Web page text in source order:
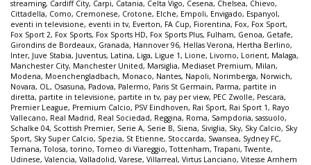
streaming, Cardiff City, Carpi, Catania, Celta Vigo, Cesena, Chelsea, Chievo,
Cittadella, Como, Cremonese, Crotone, Elche, Empoli, Envigado, Espanyol,
eventi in televisione, eventi in tv, Everton, FA Cup, Fiorentina, Fox, Fox Sport,
Fox Sport 2, Fox Sports, Fox Sports HD, Fox Sports Plus, Fulham, Genoa, Getafe,
Girondins de Bordeaux, Granada, Hannover 96, Hellas Verona, Hertha Berlino,
Inter, Juve Stabia, Juventus, Latina, Liga, Ligue 1, Lione, Livorno, Lorient, Malaga,
Manchester City, Manchester United, Marsiglia, Mediaset Premium, Milan,
Modena, Moenchengladbach, Monaco, Nantes, Napoli, Norimberga, Norwich,
Novara, OL , Osasuna, Padova, Palermo, Paris St Germain, Parma, partite in
diretta, partite in televisione, partite in tv, pay per view, PEC Zwolle, Pescara,
Premier League, Premium Calcio, PSV Eindhoven, Rai Sport, Rai Sport 1, Rayo
Vallecano, Real Madrid, Real Sociedad, Reggina, Roma, Sampdoria, sassuolo,
Schalke 04, Scottish Premier, Serie A, Serie B, Siena, Siviglia, Sky, Sky Calcio, Sky
Sport, Sky Super Calcio, Spezia, St Etienne, Stoccarda, Swansea, Sydney FC,
Ternana,Tolosa, torino,Torneo di Viareggio,Tottenham,Trapani,Twente,
Udinese, Valencia, Valladolid, Varese, Villarreal, Virtus Lanciano, Vitesse Arnhem